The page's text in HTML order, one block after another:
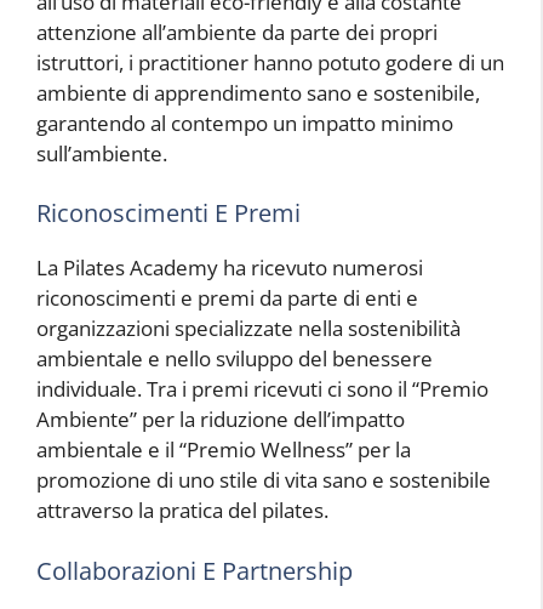
attenzione all’ambiente da parte dei propri
istruttori, i practitioner hanno potuto godere di un
ambiente di apprendimento sano e sostenibile,
garantendo al contempo un impatto minimo
sull’ambiente.
Riconoscimenti E Premi
La Pilates Academy ha ricevuto numerosi
riconoscimenti e premi da parte di enti e
organizzazioni specializzate nella sostenibilità
ambientale e nello sviluppo del benessere
individuale. Tra i premi ricevuti ci sono il “Premio
Ambiente” per la riduzione dell’impatto
ambientale e il “Premio Wellness” per la
promozione di uno stile di vita sano e sostenibile
attraverso la pratica del pilates.
Collaborazioni E Partnership